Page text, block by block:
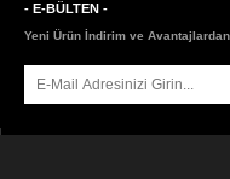
- E-BÜLTEN -
Yeni Ürün İndirim ve